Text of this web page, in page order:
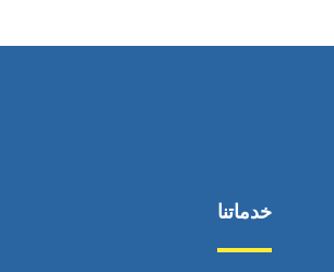
خدماتنا